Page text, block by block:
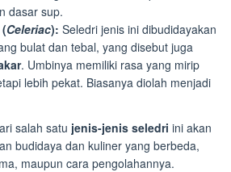
dasar sup.
Celeriac): Seledri jenis ini dibudidayakan
bulat dan tebal, yang disebut juga
. Umbinya memiliki rasa yang mirip
lebih pekat. Biasanya diolah menjadi
salah satu jenis-jenis seledri ini akan
budidaya dan kuliner yang berbeda,
maupun cara pengolahannya.